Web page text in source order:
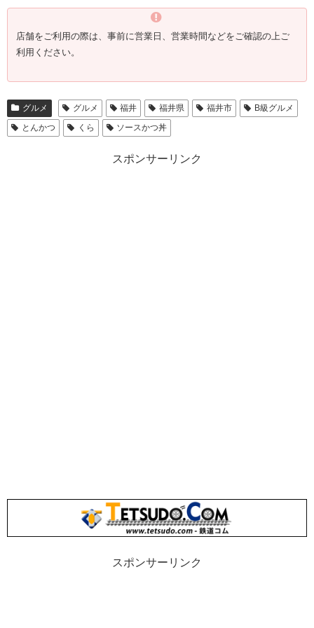
店舗をご利用の際は、事前に営業日、営業時間などをご確認の上ご
利用ください。
グルメ グルメ 福井 福井県 福井市
B級グルメ
とんかつ
くら ソースかつ丼
スポンサーリンク
スポンサーリンク